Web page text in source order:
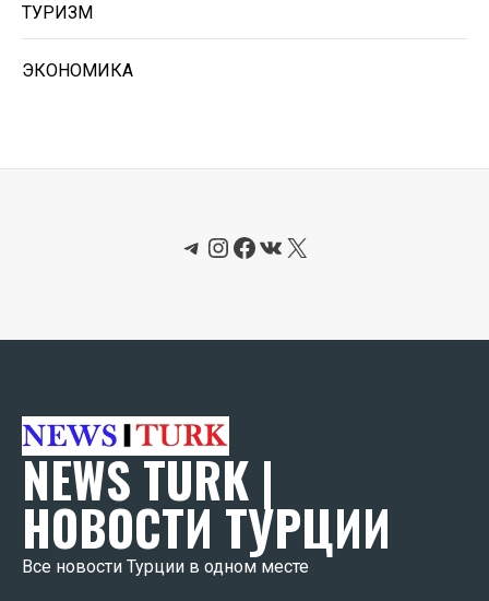
ТУРИЗМ
ЭКОНОМИКА
Telegram
Instagram
Facebook
ВКонтакте
X
NEWS TURK |
НОВОСТИ ТУРЦИИ
Все новости Турции в одном месте